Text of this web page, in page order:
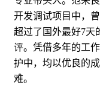
开发调试项目中，
超过了国外最好7天
评。凭借多年的工
护中，均以优良的
难。